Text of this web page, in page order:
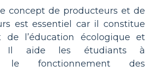
concept de producteurs et de
est essentiel car il constitue
de l’éducation écologique et
Il aide les étudiants à
le fonctionnement des